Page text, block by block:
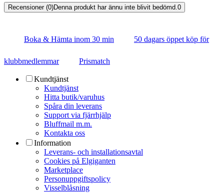
Recensioner (0)Denna produkt har ännu inte blivit bedömd. 0
Boka & Hämta inom 30 min 50 dagars öppet köp för
klubbmedlemmar Prismatch
Kundtjänst
Kundtjänst
Hitta butik/varuhus
Spåra din leverans
Support via fjärrhjälp
Bluffmail m.m.
Kontakta oss
Information
Leverans- och installationsavtal
Cookies på Elgiganten
Marketplace
Personuppgiftspolicy
Visselblåsning